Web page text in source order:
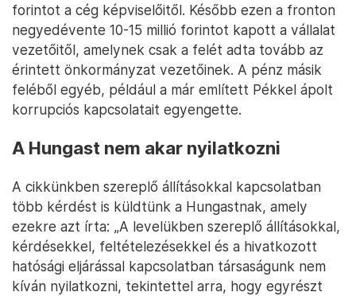
forintot a cég képviselőitől. Később ezen a fronton
negyedévente 10-15 millió forintot kapott a vállalat
vezetőitől, amelynek csak a felét adta tovább az
érintett önkormányzat vezetőinek. A pénz másik
feléből egyéb, például a már említett Pékkel ápolt
korrupciós kapcsolatait egyengette.
A Hungast nem akar nyilatkozni
A cikkünkben szereplő állításokkal kapcsolatban
több kérdést is küldtünk a Hungastnak, amely
ezekre azt írta: „A levelükben szereplő állításokkal,
kérdésekkel, feltételezésekkel és a hivatkozott
hatósági eljárással kapcsolatban társaságunk nem
kíván nyilatkozni, tekintettel arra, hogy egyrészt